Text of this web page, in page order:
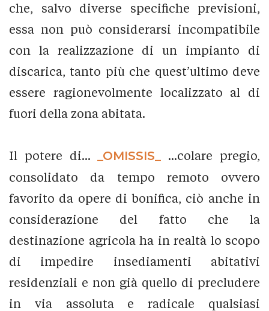
che, salvo diverse specifiche previsioni,
essa non può considerarsi incompatibile
con la realizzazione di un impianto di
discarica, tanto più che quest’ultimo deve
essere ragionevolmente localizzato al di
fuori della zona abitata.
Il potere di... _OMISSIS_
...colare pregio,
consolidato da tempo remoto ovvero
favorito da opere di bonifica, ciò anche in
considerazione del fatto che la
destinazione agricola ha in realtà lo scopo
di impedire insediamenti abitativi
residenziali e non già quello di precludere
in via assoluta e radicale qualsiasi